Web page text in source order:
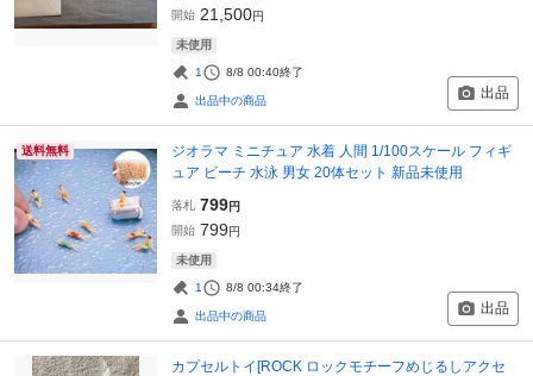
開始 21,500円
未使用
1 8/8 00:40終了
出品中の商品 出品
送料無料
ジオラマ ミニチュア 水着 人間 1/100スケール フィギ
ュア ビーチ 水泳 男女 20体セット 新品未使用
落札 799円
開始 799円
未使用
1 8/8 00:34終了
出品中の商品 出品
カプセルトイ[ROCK ロックモチーフめじるしアクセ